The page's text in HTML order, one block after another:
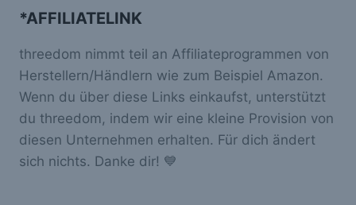
*AFFILIATELINK
threedom nimmt teil an Affiliateprogrammen von
Herstellern/Händlern wie zum Beispiel Amazon.
Wenn du über diese Links einkaufst, unterstützt
du threedom, indem wir eine kleine Provision von
diesen Unternehmen erhalten. Für dich ändert
sich nichts. Danke dir! 💙